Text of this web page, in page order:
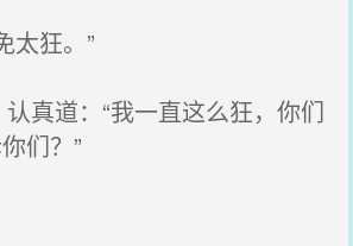
太狂。”
真道：“我一直这么狂，你们
们？”